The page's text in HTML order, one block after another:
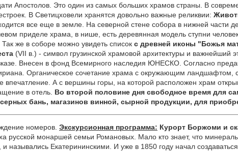
Апостолов. Это один из самых больших храмов страны. В
В Светицховели хранятся довольно важные реликвии:
все еще в земле. На северной стене собора в нижней части
приделе храма, в нише, есть деревянная модель ступни
Так же в соборе можно увидеть список с древней иконы "Божья
(VII в.) - символ грузинской храмовой архитектуры и важнейший
Внесен в фонд Всемирного наследия ЮНЕСКО. Согласно
Органическое сочетание храма с окружающим ландшафтом,
впечатление. А с вершины горы,
на которой расположен храм
в отель. Во второй половине дня свободное время для
бань, магазинов винной, сырной продукции, для
номеров. Экскурсионная программа: Курорт Боржоми и
русской монаршей семьи Романовых. Мало кто знает, что
назывались Екатерининскими. И уже в 1850 году начал